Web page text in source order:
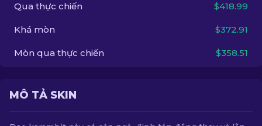
Qua thực chiến $418.99
Khá mòn $372.91
Mòn qua thực chiến $358.51
MÔ TẢ SKIN